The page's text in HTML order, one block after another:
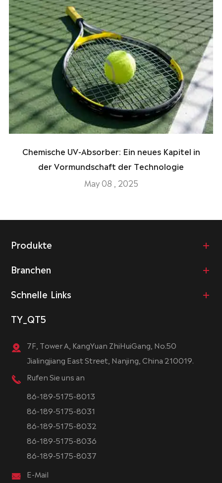
Chemische UV-Absorber: Ein neues Kapitel in
der Vormundschaft der Technologie
May 08 , 2025
Produkte
Branchen
Schnelle Links
TY_QT5
7F, Tower A, KangYuan ZhiHuiGang, No.50
Jialingjiang East Street, Nanjing, China 210019.
Rufen Sie uns an
86-189-5175-8013
86-189-5175-8031
86-189-5175-8032
86-189-5175-8036
86-189-5175-8037
E-Mail